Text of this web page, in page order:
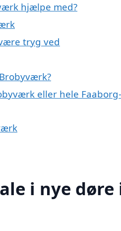
hjælpe med?
tryg ved
eller hele
i nye døre